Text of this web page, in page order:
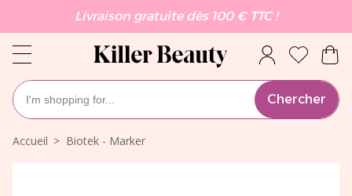
Livraison gratuite dès 100 € TTC !
Chercher
Accueil Biotek - Marker